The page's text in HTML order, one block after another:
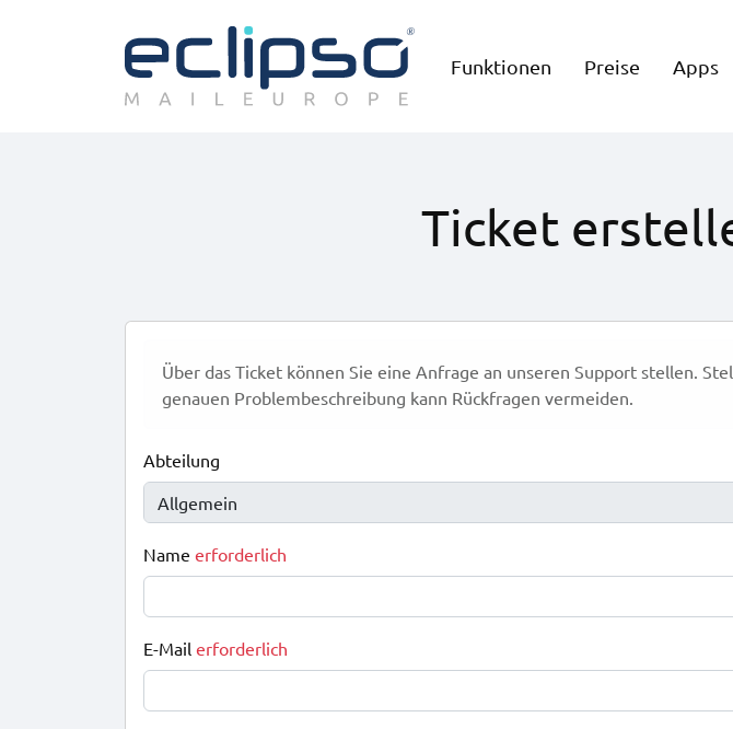
Funktionen Preise Apps
Ticket
Über das Ticket können Sie eine Anfrage an unseren Support stellen.
genauen Problembeschreibung kann Rückfragen vermeiden.
Abteilung
Name erforderlich
E-Mail erforderlich